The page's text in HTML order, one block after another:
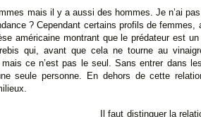
mais il y a aussi des hommes. Je n’ai
? Cependant certains profils de
américaine montrant que le prédateur est
qui, avant que cela ne tourne au
ce n’est pas le seul. Sans entrer dans
seule personne. En dehors de cette
Il faut distinguer la